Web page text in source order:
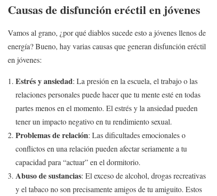
Causas de disfunción eréctil en jóvenes
Vamos al grano, ¿por qué diablos sucede esto a jóvenes llenos de
energía? Bueno, hay varias causas que generan disfunción eréctil
en jóvenes:
Estrés y ansiedad: La presión en la escuela, el trabajo o las
relaciones personales puede hacer que tu mente esté en todas
partes menos en el momento. El estrés y la ansiedad pueden
tener un impacto negativo en tu rendimiento sexual.
Problemas de relación: Las dificultades emocionales o
conflictos en una relación pueden afectar seriamente a tu
capacidad para “actuar” en el dormitorio.
Abuso de sustancias: El exceso de alcohol, drogas recreativas
y el tabaco no son precisamente amigos de tu amiguito. Estos